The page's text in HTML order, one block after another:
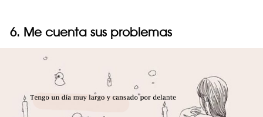
6. Me cuenta sus problemas